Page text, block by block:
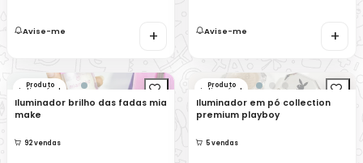
Avise-me + Avise-me +
Produto
indisponível
Iluminador brilho das fadas mia
make
92 vendas
Produto
indisponível
Iluminador em pó collection
premium playboy
5 vendas